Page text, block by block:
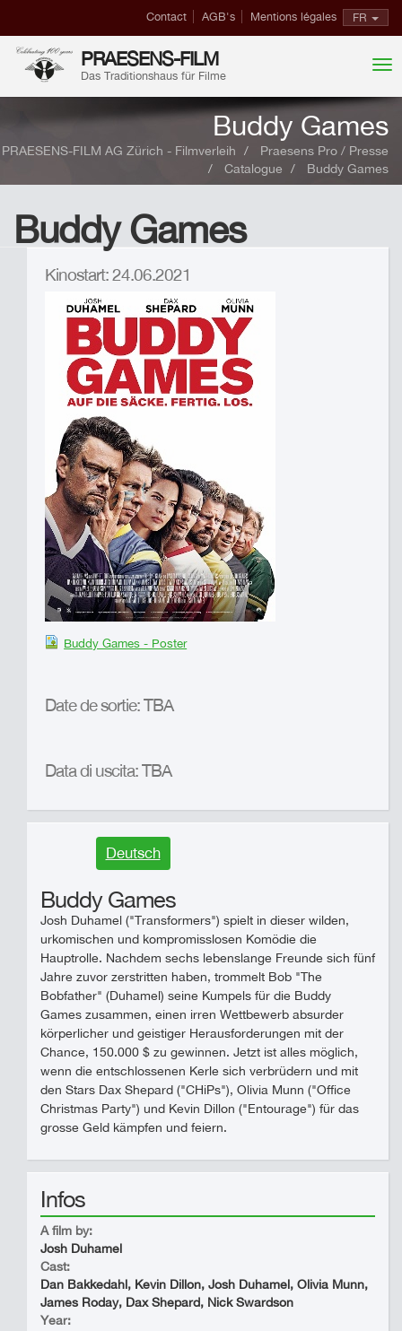
FR
Contact AGB's Mentions légales
PRAESENS-FILM
Das Traditionshaus für Filme
Buddy Games
PRAESENS-FILM AG Zürich - Filmverleih
Praesens Pro / Presse
Catalogue
Buddy Games
Buddy Games
Kinostart: 24.06.2021
Buddy Games - Poster
Date de sortie: TBA
Data di uscita: TBA
Deutsch
Buddy Games
Josh Duhamel ("Transformers") spielt in dieser wilden,
urkomischen und kompromisslosen Komödie die
Hauptrolle. Nachdem sechs lebenslange Freunde sich fünf
Jahre zuvor zerstritten haben, trommelt Bob "The
Bobfather" (Duhamel) seine Kumpels für die Buddy
Games zusammen, einen irren Wettbewerb absurder
körperlicher und geistiger Herausforderungen mit der
Chance, 150.000 $ zu gewinnen. Jetzt ist alles möglich,
wenn die entschlossenen Kerle sich verbrüdern und mit
den Stars Dax Shepard ("CHiPs"), Olivia Munn ("Office
Christmas Party") und Kevin Dillon ("Entourage") für das
grosse Geld kämpfen und feiern.
Infos
A film by:
Josh Duhamel
Cast:
Dan Bakkedahl, Kevin Dillon, Josh Duhamel, Olivia Munn,
James Roday, Dax Shepard, Nick Swardson
Year: